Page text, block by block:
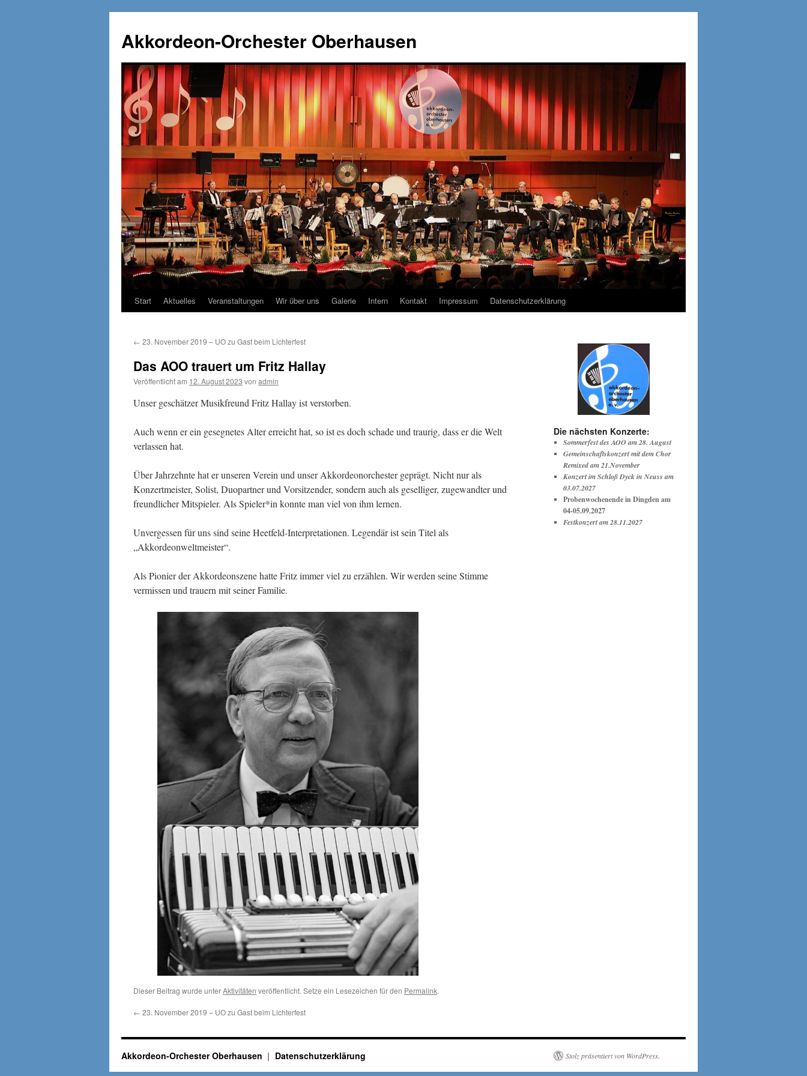
springen
Akkordeon-Orchester Oberhausen
Start Aktuelles Veranstaltungen Wir über uns Galerie Intern Kontakt Impressum Datenschutzerklärung
← 23. November 2019 – UO zu Gast beim Lichterfest
Das AOO trauert um Fritz Hallay
Veröffentlicht am 12. August 2023 von admin
Unser geschätzer Musikfreund Fritz Hallay ist verstorben.
Auch wenn er ein gesegnetes Alter erreicht hat, so ist es doch schade und traurig, dass er die Welt
verlassen hat.
Über Jahrzehnte hat er unseren Verein und unser Akkordeonorchester geprägt. Nicht nur als
Konzertmeister, Solist, Duopartner und Vorsitzender, sondern auch als geselliger, zugewandter und
freundlicher Mitspieler. Als Spieler*in konnte man viel von ihm lernen.
Unvergessen für uns sind seine Heetfeld-Interpretationen. Legendär ist sein Titel als
„Akkordeonweltmeister“.
Als Pionier der Akkordeonszene hatte Fritz immer viel zu erzählen. Wir werden seine Stimme
vermissen und trauern mit seiner Familie.
Dieser Beitrag wurde unterAktivitäten veröffentlicht. Setze ein Lesezeichen für den Permalink.
← 23. November 2019 – UO zu Gast beim Lichterfest
Die nächsten Konzerte:
Sommerfest des AOO am 28. August
Gemeinschaftskonzert mit dem Chor
Remixed am 21.November
Konzert im Schloß Dyck in Neuss am
03.07.2027
Probenwochenende in Dingden am
04-05.09.2027
Festkonzert am 28.11.2027
Akkordeon-Orchester Oberhausen Datenschutzerklärung Stolz präsentiert von WordPress.